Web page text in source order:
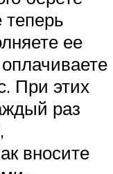
теперь
ее
При этих
раз
вносите